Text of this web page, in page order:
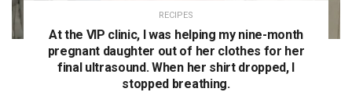
RECIPES
At the VIP clinic, I was helping my nine-month
pregnant daughter out of her clothes for her
final ultrasound. When her shirt dropped, I
stopped breathing.